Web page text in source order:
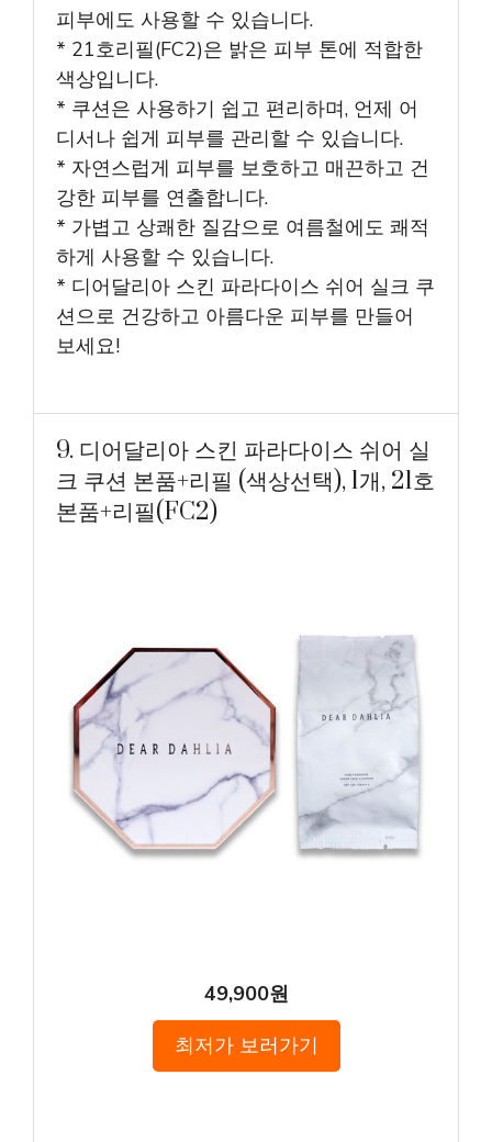
피부에도 사용할 수 있습니다.
* 21호리필(FC2)은 밝은 피부 톤에 적합한
색상입니다.
* 쿠션은 사용하기 쉽고 편리하며, 언제 어
디서나 쉽게 피부를 관리할 수 있습니다.
* 자연스럽게 피부를 보호하고 매끈하고 건
강한 피부를 연출합니다.
* 가볍고 상쾌한 질감으로 여름철에도 쾌적
하게 사용할 수 있습니다.
* 디어달리아 스킨 파라다이스 쉬어 실크 쿠
션으로 건강하고 아름다운 피부를 만들어
보세요!
9. 디어달리아 스킨 파라다이스 쉬어 실
크 쿠션 본품+리필 (색상선택), 1개, 21호
본품+리필(FC2)
49,900원
최저가 보러가기